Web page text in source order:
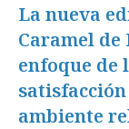
La nueva
Caramel de
enfoque de
ambiente